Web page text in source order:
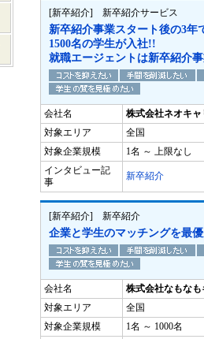
[新卒紹介] 新卒紹介サービス
新卒紹介事業スタート後の3年
1500名の学生が入社!!
就職エージェントは新卒紹介
会社名
株式会社ネオキ
対象エリア
全国
対象企業規模
1名 ～ 上限なし
インタビュー記
事
新卒紹介
[新卒紹介] 新卒紹介
企業と学生のマッチングを最
会社名
株式会社なもな
対象エリア
全国
対象企業規模
1名 ～ 1000名